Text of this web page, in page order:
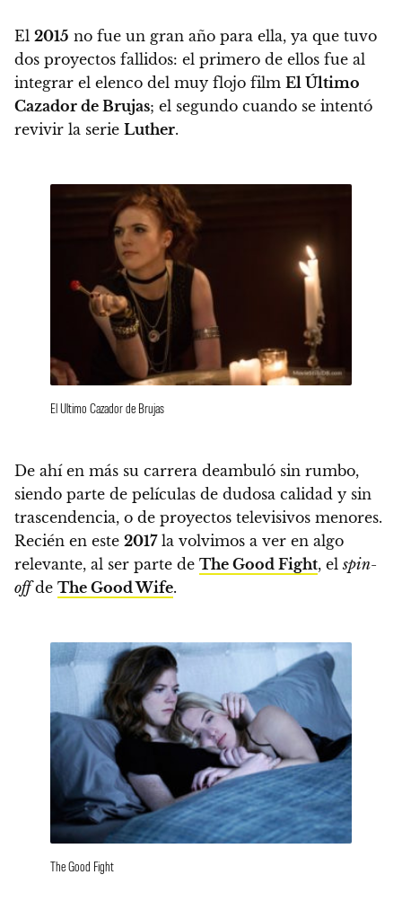
El 2015 no fue un gran año para ella, ya que tuvo
dos proyectos fallidos: el primero de ellos fue al
integrar el elenco del muy flojo film El Último
Cazador de Brujas; el segundo cuando se intentó
revivir la serie Luther.
El Ultimo Cazador de Brujas
De ahí en más su carrera deambuló sin rumbo,
siendo parte de películas de dudosa calidad y sin
trascendencia, o de proyectos televisivos menores.
Recién en este 2017la volvimos a ver en algo
relevante, al ser parte de The Good Fight, elspin-
offde The Good Wife.
The Good Fight